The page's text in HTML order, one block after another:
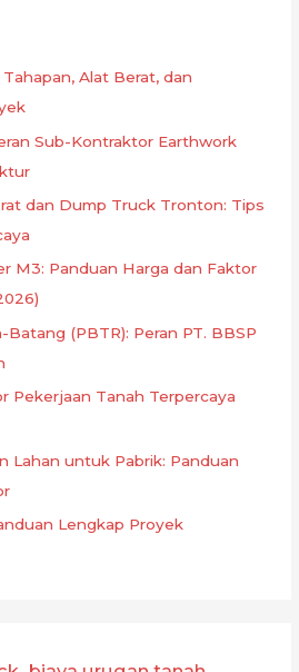
Alat Berat, dan
Sub-Kontraktor Earthwork
dan Dump Truck Tronton: Tips
M3: Panduan Harga dan Faktor
(PBTR): Peran PT. BBSP
Pekerjaan Tanah Terpercaya
Lahan untuk Pabrik: Panduan
Lengkap Proyek